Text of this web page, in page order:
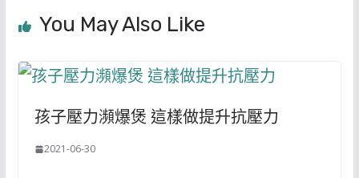
You May Also Like
孩子壓力瀕爆煲 這樣做提升抗壓力
2021-06-30